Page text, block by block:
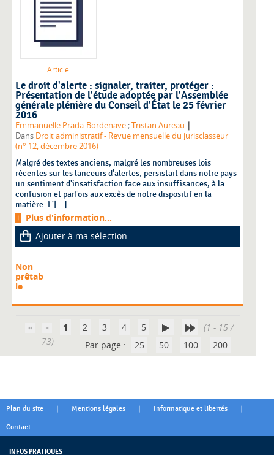
Article
Le droit d'alerte : signaler, traiter, protéger :
Présentation de l'étude adoptée par l'Assemblée
générale plénière du Conseil d'État le 25 février
2016
Emmanuelle Prada-Bordenave ;Tristan Aureau |
Dans Droit administratif - Revue mensuelle du jurisclasseur
(n° 12, décembre 2016)
Malgré des textes anciens, malgré les nombreuses lois
récentes sur les lanceurs d'alertes, persistait dans notre pays
un sentiment d'insatisfaction face aux insuffisances, à la
confusion et parfois aux excès de notre dispositif en la
matière. L'[...]
Plus d'information...
Ajouter à ma sélection
Non
prêtab
le
1 2 3 4 5
73)
Par page : 25 50 100 200
Plan du site | Mentions légales | Informatique et libertés |
Contact
INFOS PRATIQUES